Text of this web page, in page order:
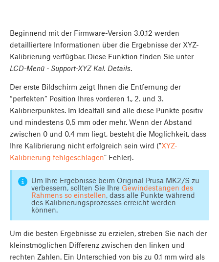
Beginnend mit der Firmware-Version 3.0.12 werden
detailliertere Informationen über die Ergebnisse der XYZ-
Kalibrierung verfügbar. Diese Funktion finden Sie unter
LCD-Menü - Support-XYZ Kal. Details.
Der erste Bildschirm zeigt Ihnen die Entfernung der
“perfekten” Position Ihres vorderen 1., 2. und 3.
Kalibrierpunktes. Im Idealfall sind alle diese Punkte positiv
und mindestens 0,5 mm oder mehr. Wenn der Abstand
zwischen 0 und 0,4 mm liegt, besteht die Möglichkeit, dass
Ihre Kalibrierung nicht erfolgreich sein wird ("XYZ-
Kalibrierung fehlgeschlagen" Fehler).
Um Ihre Ergebnisse beim Original Prusa MK2/S zu
verbessern, sollten Sie Ihre Gewindestangen des
Rahmens so einstellen, dass alle Punkte während
des Kalibrierungsprozesses erreicht werden
können.
Um die besten Ergebnisse zu erzielen, streben Sie nach der
kleinstmöglichen Differenz zwischen den linken und
rechten Zahlen. Ein Unterschied von bis zu 0,1 mm wird als